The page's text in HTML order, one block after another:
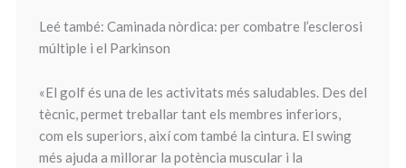
Leé també: Caminada nòrdica: per combatre l’esclerosi
múltiple i el Parkinson
«El golf és una de les activitats més saludables. Des del
tècnic, permet treballar tant els membres inferiors,
com els superiors, així com també la cintura. El swing
més ajuda a millorar la potència muscular i la